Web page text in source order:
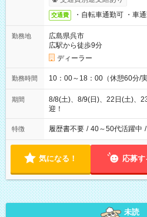
交通費 ・自転車通勤可 ・車
勤務地
広島県呉市
広駅から徒歩9分
ディーラー
勤務時間 10：00～18：00（休憩60分/実
期間
8/8(土)、8/9(日)、22日(土)、
迎！
特徴 履歴書不要 / 40～50代活躍中 /
気になる！ 応募す
未読